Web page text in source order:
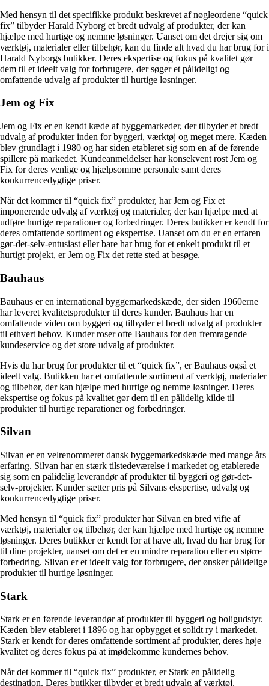
Med hensyn til det specifikke produkt beskrevet af nøgleordene “quick
fix” tilbyder Harald Nyborg et bredt udvalg af produkter, der kan
hjælpe med hurtige og nemme løsninger. Uanset om det drejer sig om
værktøj, materialer eller tilbehør, kan du finde alt hvad du har brug for i
Harald Nyborgs butikker. Deres ekspertise og fokus på kvalitet gør
dem til et ideelt valg for forbrugere, der søger et pålideligt og
omfattende udvalg af produkter til hurtige løsninger.
Jem og Fix
Jem og Fix er en kendt kæde af byggemarkeder, der tilbyder et bredt
udvalg af produkter inden for byggeri, værktøj og meget mere. Kæden
blev grundlagt i 1980 og har siden etableret sig som en af de førende
spillere på markedet. Kundeanmeldelser har konsekvent rost Jem og
Fix for deres venlige og hjælpsomme personale samt deres
konkurrencedygtige priser.
Når det kommer til “quick fix” produkter, har Jem og Fix et
imponerende udvalg af værktøj og materialer, der kan hjælpe med at
udføre hurtige reparationer og forbedringer. Deres butikker er kendt for
deres omfattende sortiment og ekspertise. Uanset om du er en erfaren
gør-det-selv-entusiast eller bare har brug for et enkelt produkt til et
hurtigt projekt, er Jem og Fix det rette sted at besøge.
Bauhaus
Bauhaus er en international byggemarkedskæde, der siden 1960erne
har leveret kvalitetsprodukter til deres kunder. Bauhaus har en
omfattende viden om byggeri og tilbyder et bredt udvalg af produkter
til ethvert behov. Kunder roser ofte Bauhaus for den fremragende
kundeservice og det store udvalg af produkter.
Hvis du har brug for produkter til et “quick fix”, er Bauhaus også et
ideelt valg. Butikken har et omfattende sortiment af værktøj, materialer
og tilbehør, der kan hjælpe med hurtige og nemme løsninger. Deres
ekspertise og fokus på kvalitet gør dem til en pålidelig kilde til
produkter til hurtige reparationer og forbedringer.
Silvan
Silvan er en velrenommeret dansk byggemarkedskæde med mange års
erfaring. Silvan har en stærk tilstedeværelse i markedet og etablerede
sig som en pålidelig leverandør af produkter til byggeri og gør-det-
selv-projekter. Kunder sætter pris på Silvans ekspertise, udvalg og
konkurrencedygtige priser.
Med hensyn til “quick fix” produkter har Silvan en bred vifte af
værktøj, materialer og tilbehør, der kan hjælpe med hurtige og nemme
løsninger. Deres butikker er kendt for at have alt, hvad du har brug for
til dine projekter, uanset om det er en mindre reparation eller en større
forbedring. Silvan er et ideelt valg for forbrugere, der ønsker pålidelige
produkter til hurtige løsninger.
Stark
Stark er en førende leverandør af produkter til byggeri og boligudstyr.
Kæden blev etableret i 1896 og har opbygget et solidt ry i markedet.
Stark er kendt for deres omfattende sortiment af produkter, deres høje
kvalitet og deres fokus på at imødekomme kundernes behov.
Når det kommer til “quick fix” produkter, er Stark en pålidelig
destination. Deres butikker tilbyder et bredt udvalg af værktøj,